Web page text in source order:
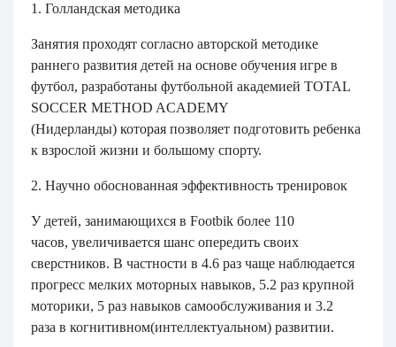
1. Голландская методика
Занятия проходят согласно авторской методике
раннего развития детей на основе обучения игре в
футбол, разработаны футбольной академией TOTAL
SOCCER METHOD ACADEMY
(Нидерланды) которая позволяет подготовить ребенка
к взрослой жизни и большому спорту.
2. Научно обоснованная эффективность тренировок
У детей, занимающихся в Footbik более 110
часов, увеличивается шанс опередить своих
сверстников. В частности в 4.6 раз чаще наблюдается
прогресс мелких моторных навыков, 5.2 раз крупной
моторики, 5 раз навыков самообслуживания и 3.2
раза в когнитивном(интеллектуальном) развитии.